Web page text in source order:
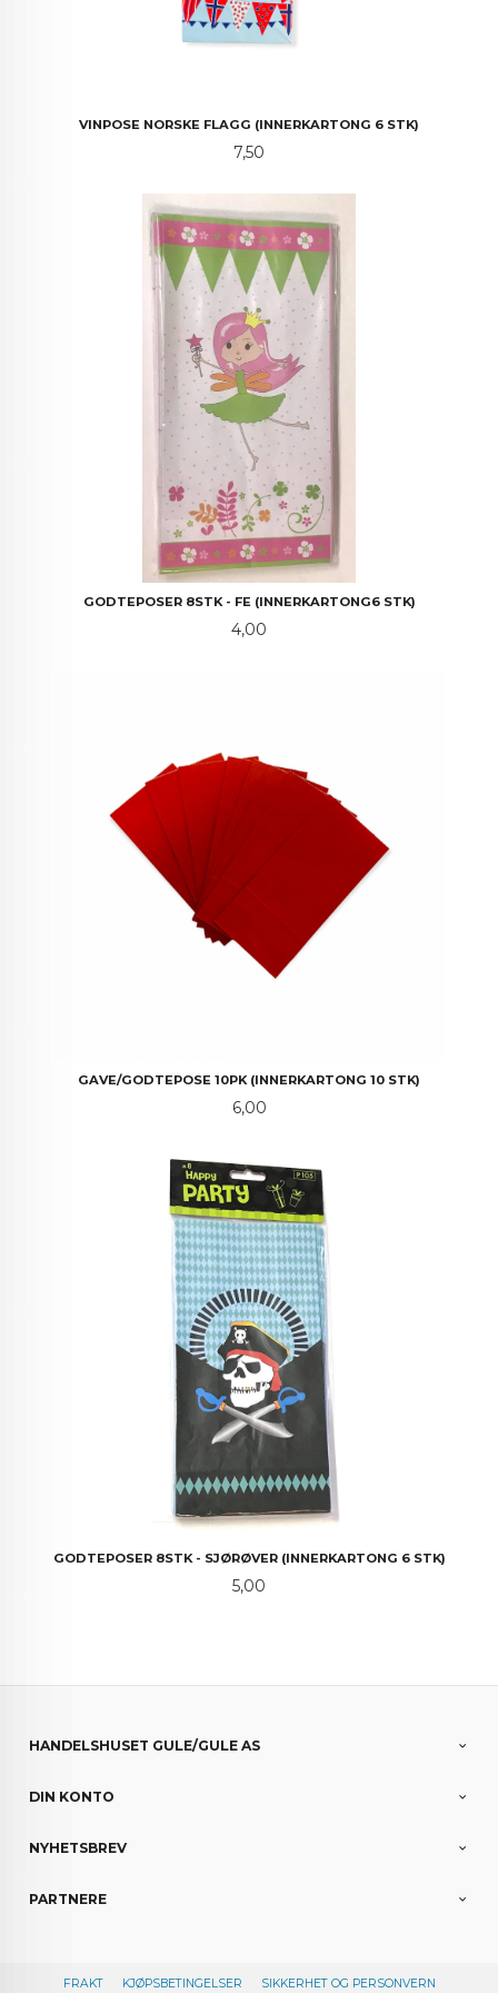
VINPOSE NORSKE FLAGG (INNERKARTONG 6 STK)
Pris
7,50
GODTEPOSER 8STK - FE (INNERKARTONG6 STK)
Pris
4,00
GAVE/GODTEPOSE 10PK (INNERKARTONG 10 STK)
Pris
6,00
GODTEPOSER 8STK - SJØRØVER (INNERKARTONG 6 STK)
Pris
5,00
HANDELSHUSET GULE/GULE AS
DIN KONTO
NYHETSBREV
PARTNERE
FRAKT KJØPSBETINGELSER SIKKERHET OG PERSONVERN